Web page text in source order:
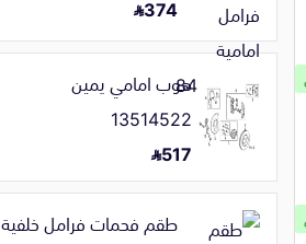
374
هوب امامي يمين
13514522
517
طقم فحمات فرامل خلفية